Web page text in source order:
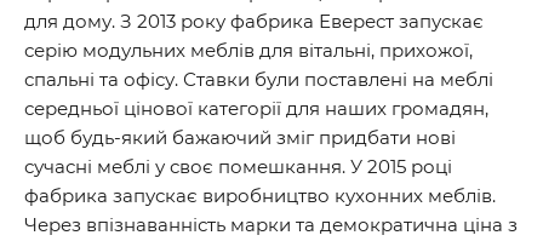
для дому. З 2013 року фабрика Еверест запускає
серію модульних меблів для вітальні, прихожої,
спальні та офісу. Ставки були поставлені на меблі
середньої цінової категорії для наших громадян,
щоб будь-який бажаючий зміг придбати нові
сучасні меблі у своє помешкання. У 2015 році
фабрика запускає виробництво кухонних меблів.
Через впізнаванність марки та демократична ціна з